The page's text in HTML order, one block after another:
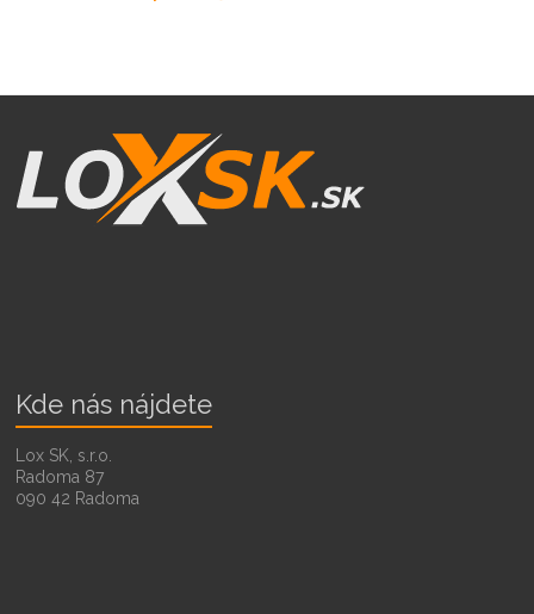
Kde nás nájdete
Lox SK, s.r.o.
Radoma 87
090 42 Radoma